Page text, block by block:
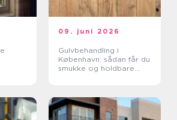
09. juni 2026
Gulvbehandling i
København: sådan får du
smukke og holdbare